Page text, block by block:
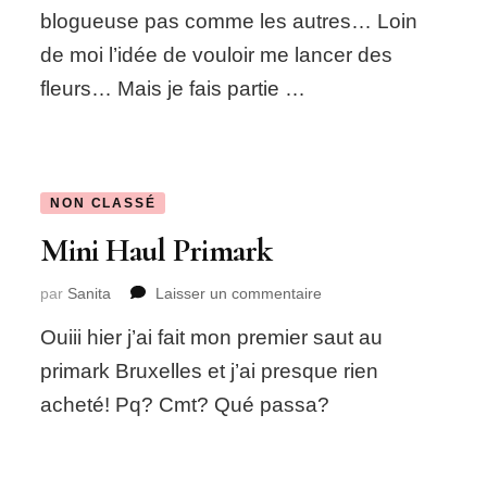
blogueuse pas comme les autres… Loin
de moi l’idée de vouloir me lancer des
fleurs… Mais je fais partie …
NON CLASSÉ
Mini Haul Primark
par Sanita Laisser un commentaire
Haul
Primark
Ouiii hier j’ai fait mon premier saut au
primark Bruxelles et j’ai presque rien
acheté! Pq? Cmt? Qué passa?